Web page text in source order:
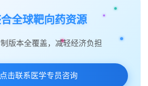
全球靶向药资源
版本全覆盖，减轻经济负担
点击联系医学专员咨询